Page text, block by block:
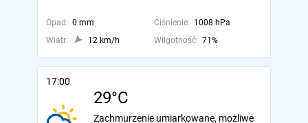
Opad: 0 mm Ciśnienie: 1008 hPa
Wiatr:
12 km/h Wilgotność: 71%
17:00
29°C
Zachmurzenie umiarkowane, możliwe